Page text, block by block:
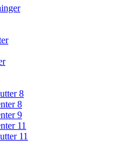
8
8
9
11
11